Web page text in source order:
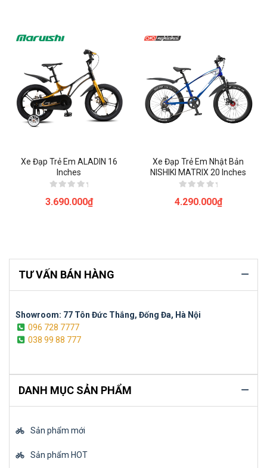
Xe Đạp Trẻ Em ALADIN 16
Inches
xếp
3.690.000₫
Xe Đạp Trẻ Em Nhật Bản
NISHIKI MATRIX 20 Inches
xếp
4.290.000₫
TƯ VẤN BÁN HÀNG
Showroom: 77 Tôn Đức Thắng, Đống Đa, Hà Nội
096 728 7777
038 99 88 777
DANH MỤC SẢN PHẨM
Sản phẩm mới
Sản phẩm HOT